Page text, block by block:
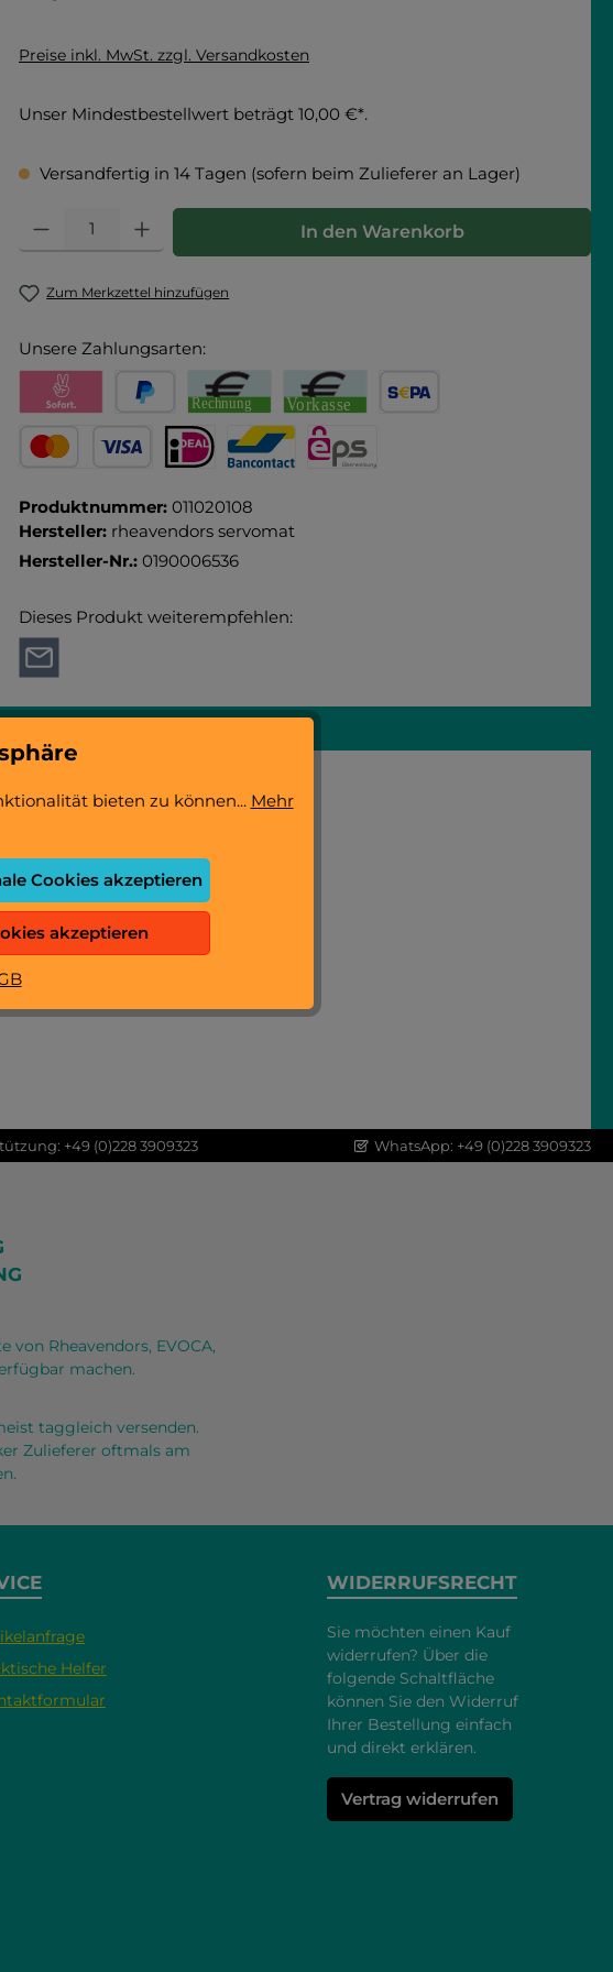
Preise inkl. MwSt. zzgl. Versandkosten
Unser Mindestbestellwert beträgt 10,00 €*.
Versandfertig in 14 Tagen (sofern beim Zulieferer an Lager)
Produkt Anzahl: Gib den gewünschten Wert ein oder benutze die
In den Warenkorb
Zum Merkzettel hinzufügen
Unsere Zahlungsarten:
PayPal Rechnung Vorkasse
Produktnummer: 011020108
Hersteller: rheavendors servomat
Hersteller-Nr.: 0190006536
Dieses Produkt weiterempfehlen:
fixiert.
+49 (0)228 3909323 WhatsApp: +49 (0)228 3909323
Rheavendors, EVOCA,
machen.
taggleich versenden.
Zulieferer oftmals am
Helfer
WIDERRUFSRECHT
Sie möchten einen Kauf
widerrufen? Über die
folgende Schaltfläche
können Sie den Widerruf
Ihrer Bestellung einfach
und direkt erklären.
Vertrag widerrufen
bieten zu können... Mehr
Cookies akzeptieren
akzeptieren